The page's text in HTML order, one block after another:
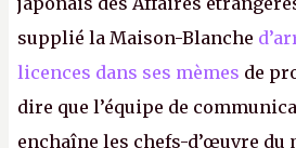
supplié la Maison-Blanche
licences dans ses mèmes de
dire que l’équipe de
enchaîne les chefs-d’œuvre du